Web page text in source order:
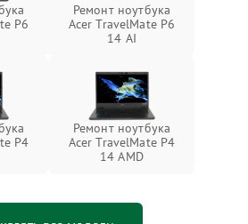
P6
Ремонт ноутбука
Acer TravelMate P6
14 AI
P4
Ремонт ноутбука
Acer TravelMate P4
14 AMD